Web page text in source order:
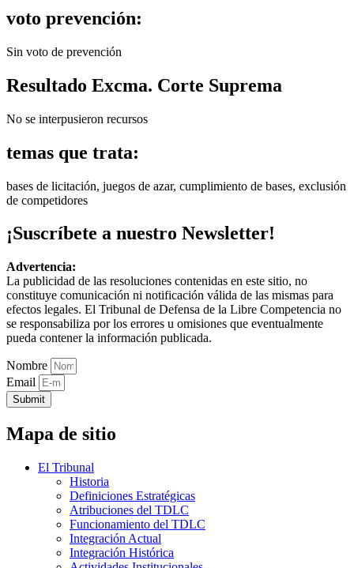
voto prevención:
Sin voto de prevención
Resultado Excma. Corte Suprema
No se interpusieron recursos
temas que trata:
bases de licitación, juegos de azar, cumplimiento de bases, exclusión
de competidores
¡Suscríbete a nuestro Newsletter!
Advertencia:
La publicidad de las resoluciones contenidas en este sitio, no
constituye comunicación ni notificación válida de las mismas para
efectos legales. El Tribunal de Defensa de la Libre Competencia no
se responsabiliza por los errores u omisiones que eventualmente
pueda contener la información publicada.
Nombre
Email
Submit
Mapa de sitio
El Tribunal
Historia
Definiciones Estratégicas
Atribuciones del TDLC
Funcionamiento del TDLC
Integración Actual
Integración Histórica